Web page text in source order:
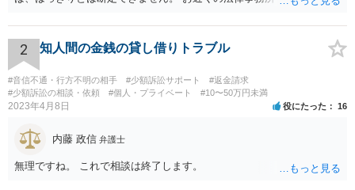
費者生活センター(https://www.kokusen.go.jp/map/)も親身に相談に乗
ってくれますので、一度ご利用されることをおすすめします。
2 知人間の金銭の貸し借りトラブル
#音信不通・行方不明の相手 #少額訴訟サポート
#返金請求
#少額訴訟の相談・依頼
#個人・プライベート #10〜50万円未満
2023年4月8日 役にたった 16
内藤 政信 弁護士
無理ですね。 これで相談は終了します。